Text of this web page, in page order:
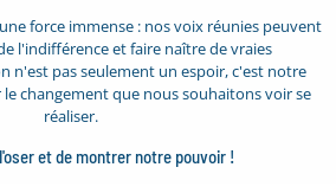
force immense : nos voix réunies peuvent
l'indifférence et faire naître de vraies
n'est pas seulement un espoir, c'est notre
changement que nous souhaitons voir se
réaliser.
et de montrer notre pouvoir !